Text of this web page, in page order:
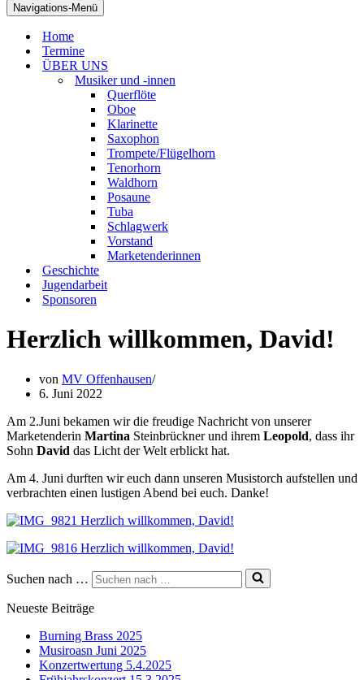
Navigations-Menü
Home
Termine
ÜBER UNS
Musiker und -innen
Querflöte
Oboe
Klarinette
Saxophon
Trompete/Flügelhorn
Tenorhorn
Waldhorn
Posaune
Tuba
Schlagwerk
Vorstand
Marketenderinnen
Geschichte
Jugendarbeit
Sponsoren
Herzlich willkommen, David!
von MV Offenhausen
6. Juni 2022
Am 2.Juni bekamen wir die freudige Nachricht von unserer
Marketenderin Martina Steinbrückner und ihrem Leopold, dass ihr
Sohn David das Licht der Welt erblickt hat.
Am 4. Juni durften wir euch dann unseren Musistorch aufstellen und
verbrachten einen lustigen Abend bei euch. Danke!
Suchen nach …
Neueste Beiträge
Burning Brass 2025
Musiroasn Juni 2025
Konzertwertung 5.4.2025